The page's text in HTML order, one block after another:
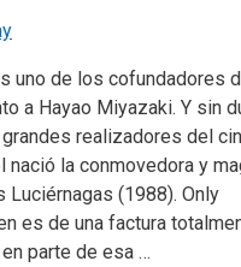
uno de los cofundadores
a Hayao Miyazaki. Y sin
realizadores del
nació la conmovedora y
Luciérnagas (1988). Only
es de una factura
parte de esa …